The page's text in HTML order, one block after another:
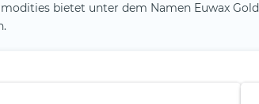
bietet unter dem Namen Euwax Gold